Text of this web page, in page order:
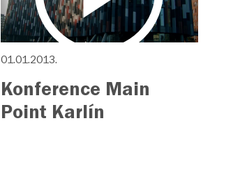
01.01.2013.
Konference Main
Point Karlín